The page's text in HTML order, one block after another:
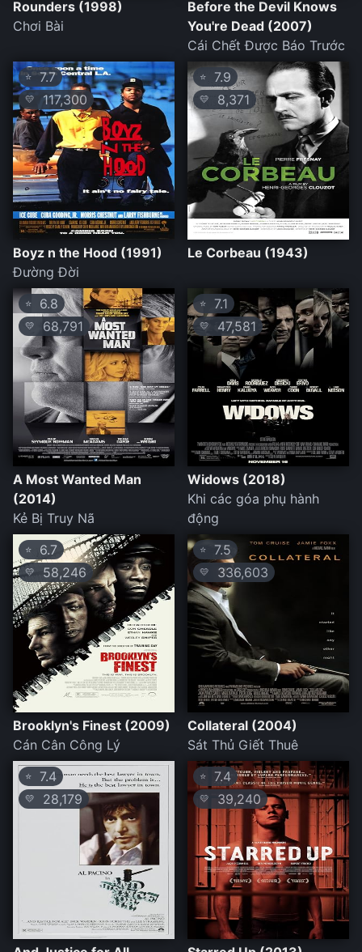
Rounders (1998)
Chơi Bài
Before the Devil Knows
You're Dead (2007)
Cái Chết Được Báo Trước
⭐7.7
💛 117,300
Boyz n the Hood (1991)
Đường Đời
⭐ 7.9
💛 8,371
Le Corbeau (1943)
⭐ 6.8
💛 68,791
A Most Wanted Man
(2014)
Kẻ Bị Truy Nã
⭐ 7.1
💛 47,581
Widows (2018)
Khi các góa phụ hành
động
⭐ 6.7
💛 58,246
Brooklyn's Finest (2009)
Cán Cân Công Lý
⭐ 7.5
💛 336,603
Collateral (2004)
Sát Thủ Giết Thuê
⭐ 7.4
💛 28,179
⭐ 7.4
💛 39,240